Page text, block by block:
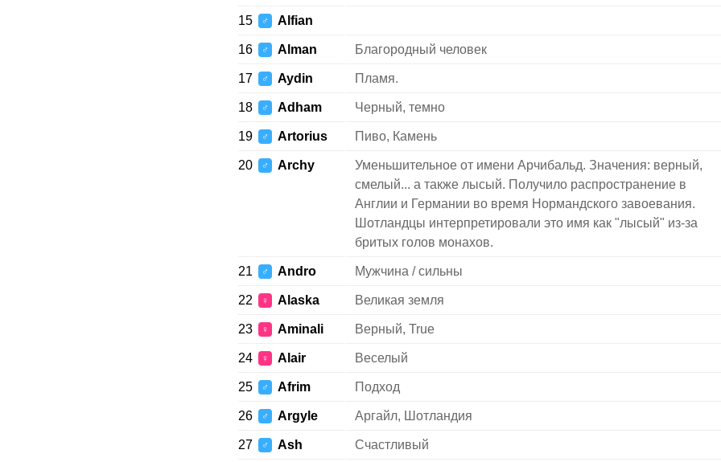
15 ♂ Alfian
16 ♂ Alman Благородный человек
17 ♂ Aydin Пламя.
18 ♂ Adham Черный, темно
19 ♂ Artorius Пиво, Камень
20 ♂ Archy
Уменьшительное от имени Арчибальд. Значения: верный,
смелый... а также лысый. Получило распространение в
Англии и Германии во время Нормандского завоевания.
Шотландцы интерпретировали это имя как "лысый" из-за
бритых голов монахов.
21 ♂ Andro Мужчина / сильны
22 ♀ Alaska Великая земля
23 ♀ Aminali Верный, True
24 ♀ Alair Веселый
25 ♂ Afrim Подход
26 ♂ Argyle Аргайл, Шотландия
27 ♂ Ash Счастливый